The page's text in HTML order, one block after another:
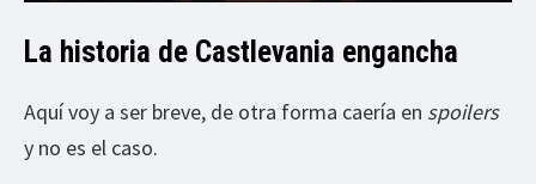
La historia de Castlevania engancha
Aquí voy a ser breve, de otra forma caería en spoilers
y no es el caso.